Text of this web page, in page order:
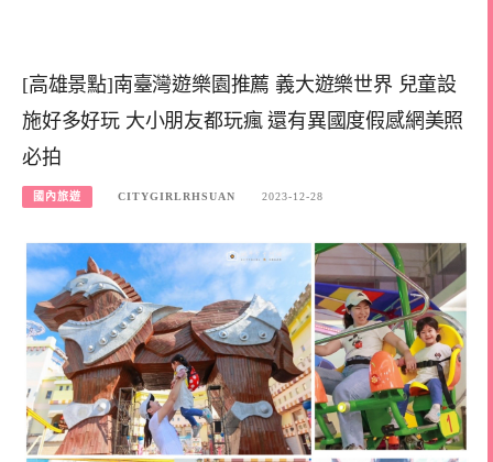
[高雄景點]南臺灣遊樂園推薦 義大遊樂世界 兒童設
施好多好玩 大小朋友都玩瘋 還有異國度假感網美照
必拍
國內旅遊 CITYGIRLRHSUAN 2023-12-28